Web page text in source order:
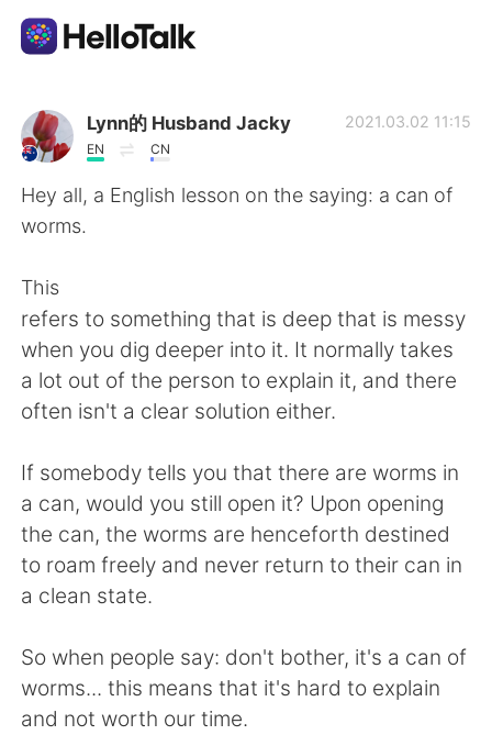
Language Exchange App
AI Grammar Checker
English
简体中文 繁體中文
Español العربية
日本語 한국어
Русский
Indonesia
Türkçe Tiếng Việt
Português
Lynn的 Husband Jacky
EN CN
2021.03.02 11:15
Hey all, a English lesson on the saying: a can of
worms.
This
refers to something that is deep that is messy
when you dig deeper into it. It normally takes
a lot out of the person to explain it, and there
often isn't a clear solution either.
If somebody tells you that there are worms in
a can, would you still open it? Upon opening
the can, the worms are henceforth destined
to roam freely and never return to their can in
a clean state.
So when people say: don't bother, it's a can of
worms... this means that it's hard to explain
and not worth our time.